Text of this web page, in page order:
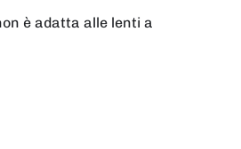
è adatta alle lenti a